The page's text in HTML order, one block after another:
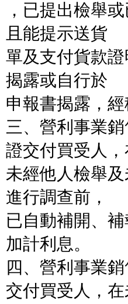
，已提出檢舉
且能提示送貨
單及支付貨款
揭露或自行於
申報書揭露，
三、營利事業
證交付買受人，
未經他人檢舉
進行調查前，
已自動補開、
加計利息。
四、營利事業
交付買受人，在